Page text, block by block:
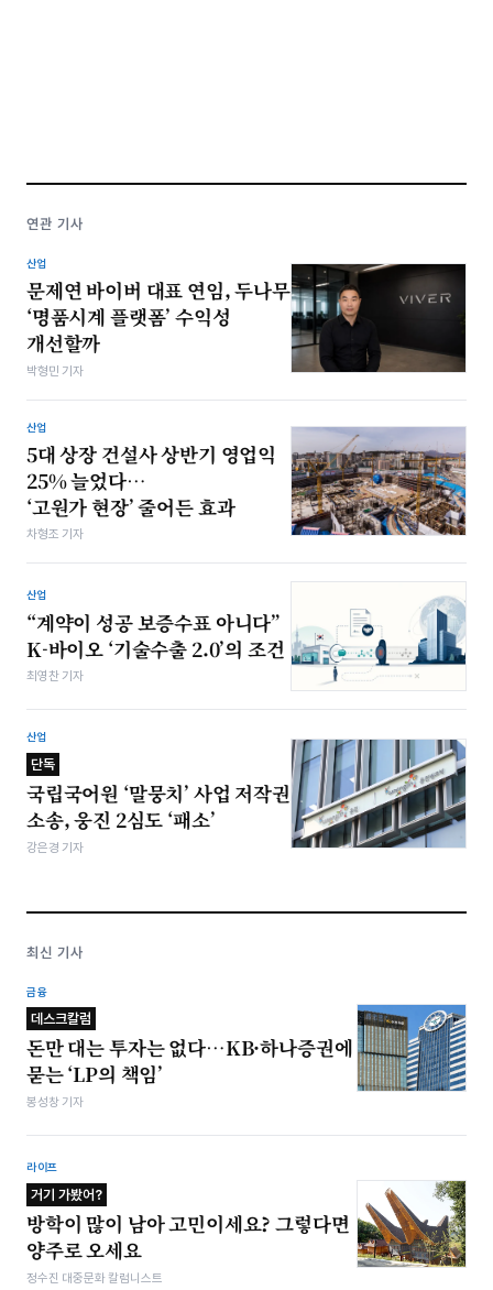
연관 기사
산업
문제연 바이버 대표 연임, 두나무
‘명품시계 플랫폼’ 수익성
개선할까
박형민 기자
산업
5대 상장 건설사 상반기 영업익
25% 늘었다…
‘고원가 현장’ 줄어든 효과
차형조 기자
산업
“계약이 성공 보증수표 아니다”
K-바이오 ‘기술수출 2.0’의 조건
최영찬 기자
산업
단독
국립국어원 ‘말뭉치’ 사업 저작권
소송, 웅진 2심도 ‘패소’
강은경 기자
최신 기사
금융
데스크칼럼
돈만 대는 투자는 없다…KB·하나증권에
묻는 ‘LP의 책임’
봉성창 기자
라이프
거기 가봤어?
방학이 많이 남아 고민이세요? 그렇다면
양주로 오세요
정수진 대중문화 칼럼니스트